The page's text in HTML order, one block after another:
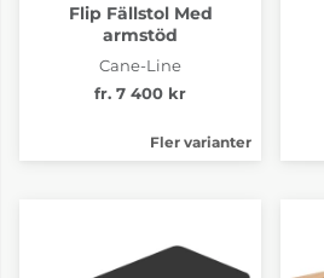
Flip Fällstol Med
armstöd
Cane-Line
fr. 7 400 kr
Fler varianter